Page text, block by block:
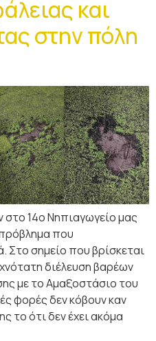
και
στην πόλη
στο 14ο Νηπιαγωγείο μας
που
Στο σημείο που βρίσκεται
διέλευση βαρέων
με το Αμαξοστάσιο του
φορές δεν κόβουν καν
το ότι δεν έχει ακόμα